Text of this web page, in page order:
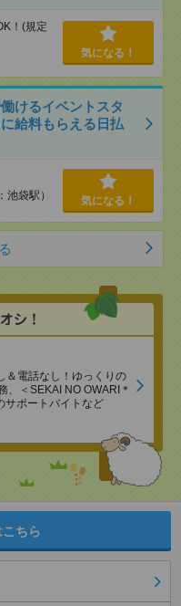
！(規定
気になる！
けるイベントスタ
給料もらえる日払
袋駅） 気になる！
＆電話なし！ゆっくりの
、＜SEKAI NO OWARI＊
サポートバイトなど
ちら